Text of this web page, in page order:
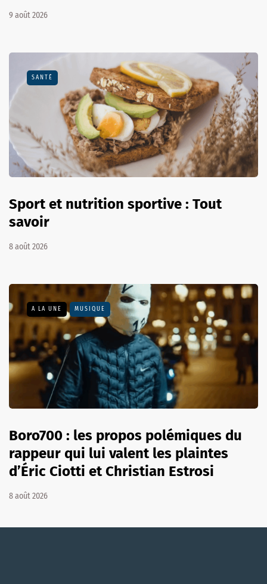
9 août 2026
SANTÉ
Sport et nutrition sportive : Tout
savoir
8 août 2026
A LA UNE MUSIQUE
Boro700 : les propos polémiques du
rappeur qui lui valent les plaintes
d’Éric Ciotti et Christian Estrosi
8 août 2026